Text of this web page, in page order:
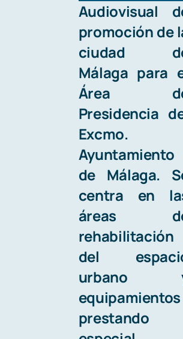
Audiovisual
promoción de
ciudad
Málaga para
Área
Presidencia
Excmo.
Ayuntamiento
de Málaga.
centra en
áreas
rehabilitación
del
urbano
equipamientos
prestando